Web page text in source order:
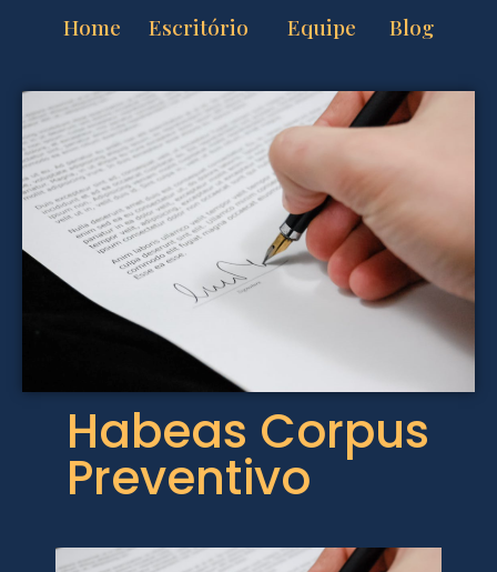
Home Escritório Equipe Blog
Habeas Corpus
Preventivo